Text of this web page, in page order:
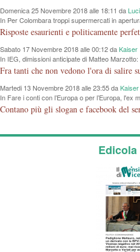
Domenica 25 Novembre 2018 alle 18:11 da
In Per Colombara troppi supermercati in
l'amministrazione di cui faceva parte
Sabato 17 Novembre 2018 alle 00:12 daKaiser
In IEG, dimissioni anticipate di Matteo
di Vicenza a Rimini a poco da sbarco in Borsa
Martedi 13 Novembre 2018 alle 23:55 daKaiser
In Fare i conti con l’Europa o per l’Europa,
bancocentrico e ha un problema di credibilità"
Contano più gli slogan e facebook del